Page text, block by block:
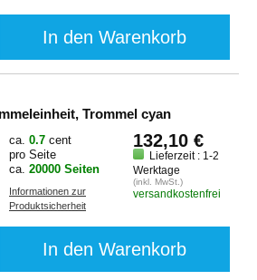
In den Warenkorb
Trommel cyan
ca. 0.7 cent
pro Seite
ca. 20000 Seiten
Informationen zur
Produktsicherheit
132,10 €
Lieferzeit : 1-2
Werktage
(inkl. MwSt.)
versandkostenfrei
In den Warenkorb